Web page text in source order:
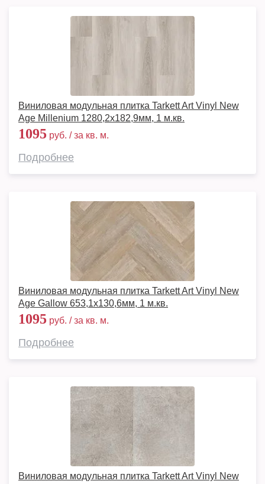
Виниловая модульная плитка Tarkett Art Vinyl New
Age Millenium 1280,2х182,9мм, 1 м.кв.
1095 руб. / за кв. м.
Подробнее
Виниловая модульная плитка Tarkett Art Vinyl New
Age Gallow 653,1х130,6мм, 1 м.кв.
1095 руб. / за кв. м.
Подробнее
Виниловая модульная плитка Tarkett Art Vinyl New